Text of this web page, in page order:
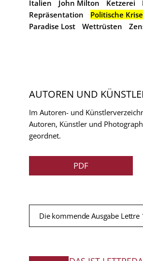
Italien
John Milton Ketzerei
Repräsentation
Politische Krise
Paradise Lost
Wettrüsten
AUTOREN UND
Im Autoren- und
Autoren, Künstler und
geordnet.
PDF
Die kommende Ausgabe